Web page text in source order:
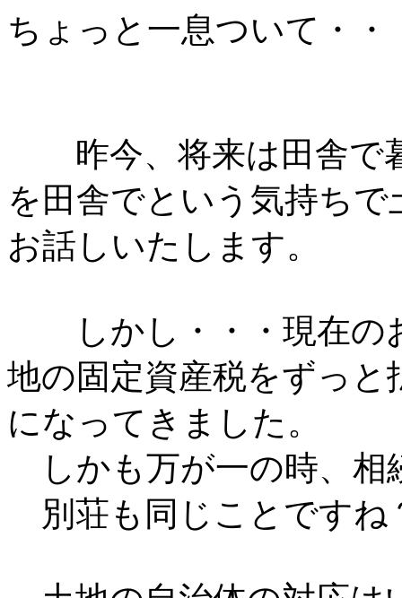
ちょっと一息ついて・・
昨今、将来は田舎で
を田舎でという気持ち
お話しいたします。
しかし・・・現在の
地の固定資産税をずっ
になってきました。
しかも万が一の時、相
別荘も同じことですね